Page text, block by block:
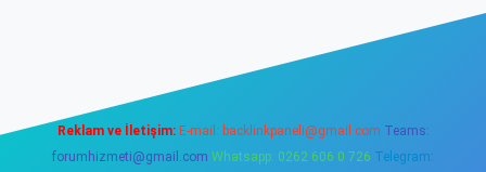
Reklam ve İletişim: E-mail: backlinkpaneli@gmail.com Teams:
forumhizmeti@gmail.com Whatsapp: 0262 606 0 726 Telegram: